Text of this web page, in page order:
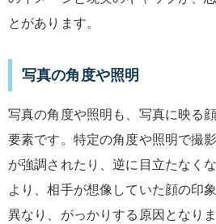
とがあります。
写真の角度や照明
写真の角度や照明も、写真に映る
要素です。特定の角度や照明で撮
が強調されたり、逆に目立たなく
より、相手が想像していた顔の印
異なり、がっかりする原因となり